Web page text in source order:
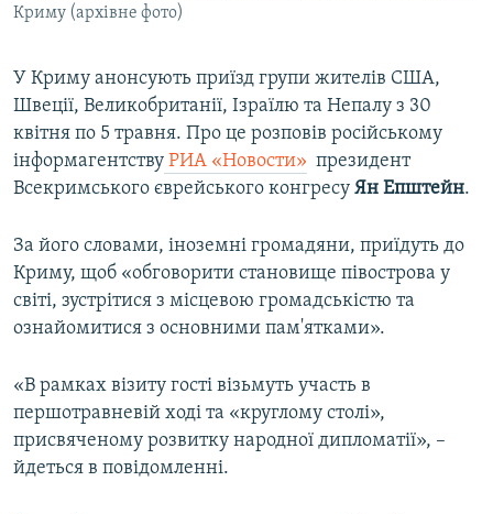
Усі сайти RFE/RL
Криму (архівне фото)
У Криму анонсують приїзд групи жителів США,
Швеції, Великобританії, Ізраїлю та Непалу з 30
квітня по 5 травня. Про це розповів російському
інформагентству​ РИА «Новости» ​ президент
Всекримського єврейського конгресу Ян Епштейн.
За його словами, іноземні громадяни, приїдуть до
Криму, щоб «обговорити становище півострова у
світі, зустрітися з місцевою громадськістю та
ознайомитися з основними пам'ятками».
«В рамках візиту гості візьмуть участь в
першотравневій ході та «круглому столі»,
присвяченому розвитку народної дипломатії», –
йдеться в повідомленні.